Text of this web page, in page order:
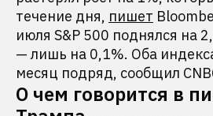
течение дня, пишет
июля S&P 500 поднялся на
— лишь на 0,1%. Оба
месяц подряд, сообщил
О чем говорится в